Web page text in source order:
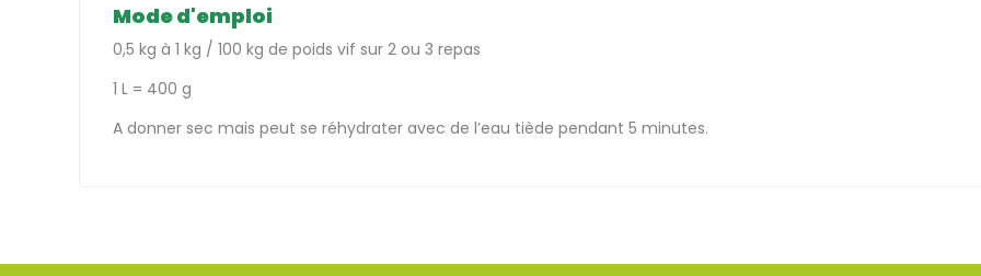
Mode d'emploi
0,5 kg à 1 kg / 100 kg de poids vif sur 2 ou 3 repas
1 L = 400 g
A donner sec mais peut se réhydrater avec de l’eau tiède pendant 5 minutes.